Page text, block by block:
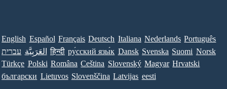
English Español Français Deutsch Italiana Nederlands Português
עברית العَرَبِيَّة हिन्दी ру́сский язы́к Dansk Svenska Suomi Norsk
Türkçe Polski Româna Ceština Slovenský Magyar Hrvatski
български Lietuvos Slovenščina Latvijas eesti